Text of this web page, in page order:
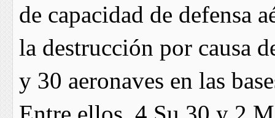
de capacidad de defensa
la destrucción por causa
y 30 aeronaves en las